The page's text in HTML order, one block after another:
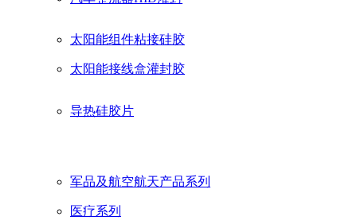
电熨斗耐高温密封硅胶
LED路灯电源灌封胶
线路板保护胶
太阳能组件粘接硅胶
太阳能接线盒灌封胶
导热硅胶片
军品及航空航天产品系列
医疗系列